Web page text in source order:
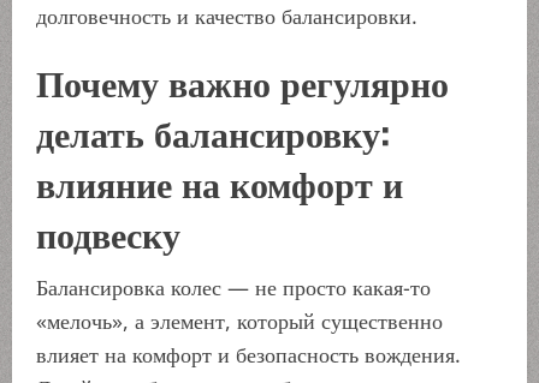
долговечность и качество балансировки.
Почему важно регулярно
делать балансировку:
влияние на комфорт и
подвеску
Балансировка колес — не просто какая-то
«мелочь», а элемент, который существенно
влияет на комфорт и безопасность вождения.